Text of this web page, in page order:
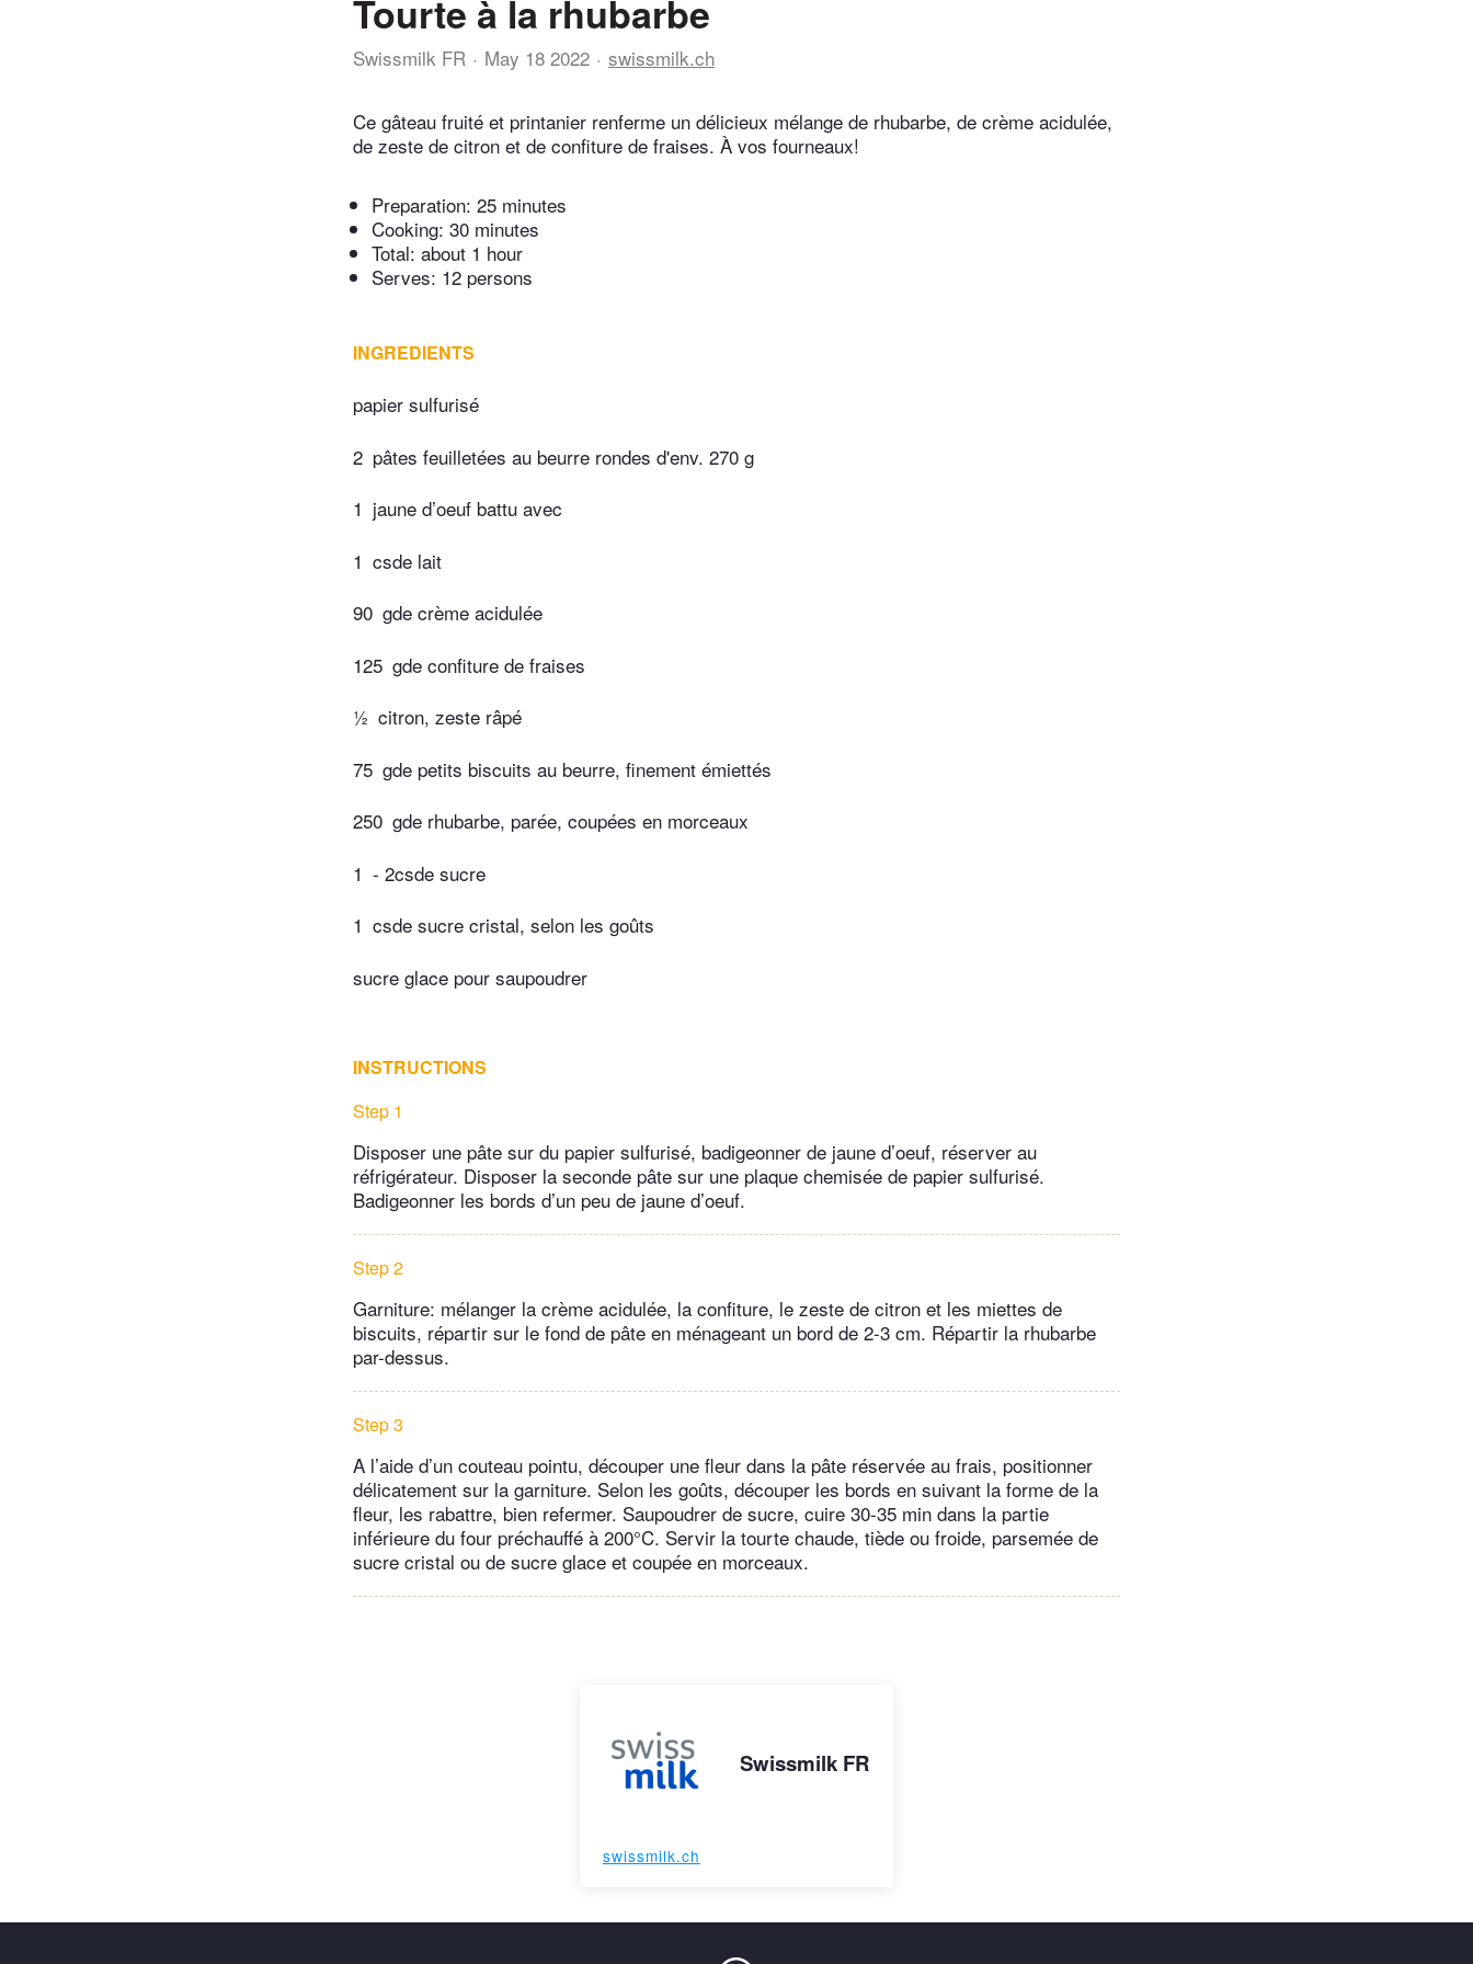
Tourte à la rhubarbe
Swissmilk FR May 18 2022 swissmilk.ch
Ce gâteau fruité et printanier renferme un délicieux mélange de rhubarbe, de crème acidulée,
de zeste de citron et de confiture de fraises. À vos fourneaux!
Preparation: 25 minutes
Cooking: 30 minutes
Total: about 1 hour
Serves: 12 persons
INGREDIENTS
papier sulfurisé
2 pâtes feuilletées au beurre rondes d'env. 270 g
1 jaune d’oeuf battu avec
1 csde lait
90 gde crème acidulée
125 gde confiture de fraises
½ citron, zeste râpé
75 gde petits biscuits au beurre, finement émiettés
250 gde rhubarbe, parée, coupées en morceaux
1 - 2csde sucre
1 csde sucre cristal, selon les goûts
sucre glace pour saupoudrer
INSTRUCTIONS
Step 1
Disposer une pâte sur du papier sulfurisé, badigeonner de jaune d’oeuf, réserver au
réfrigérateur. Disposer la seconde pâte sur une plaque chemisée de papier sulfurisé.
Badigeonner les bords d’un peu de jaune d’oeuf.
Step 2
Garniture: mélanger la crème acidulée, la confiture, le zeste de citron et les miettes de
biscuits, répartir sur le fond de pâte en ménageant un bord de 2-3 cm. Répartir la rhubarbe
par-dessus.
Step 3
A l’aide d’un couteau pointu, découper une fleur dans la pâte réservée au frais, positionner
délicatement sur la garniture. Selon les goûts, découper les bords en suivant la forme de la
fleur, les rabattre, bien refermer. Saupoudrer de sucre, cuire 30-35 min dans la partie
inférieure du four préchauffé à 200°C. Servir la tourte chaude, tiède ou froide, parsemée de
sucre cristal ou de sucre glace et coupée en morceaux.
Swissmilk FR
swissmilk.ch